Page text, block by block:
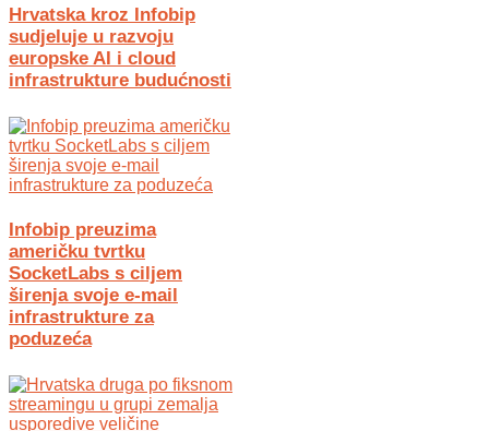
Hrvatska kroz Infobip
sudjeluje u razvoju
europske AI i cloud
infrastrukture budućnosti
Infobip preuzima
američku tvrtku
SocketLabs s ciljem
širenja svoje e-mail
infrastrukture za
poduzeća